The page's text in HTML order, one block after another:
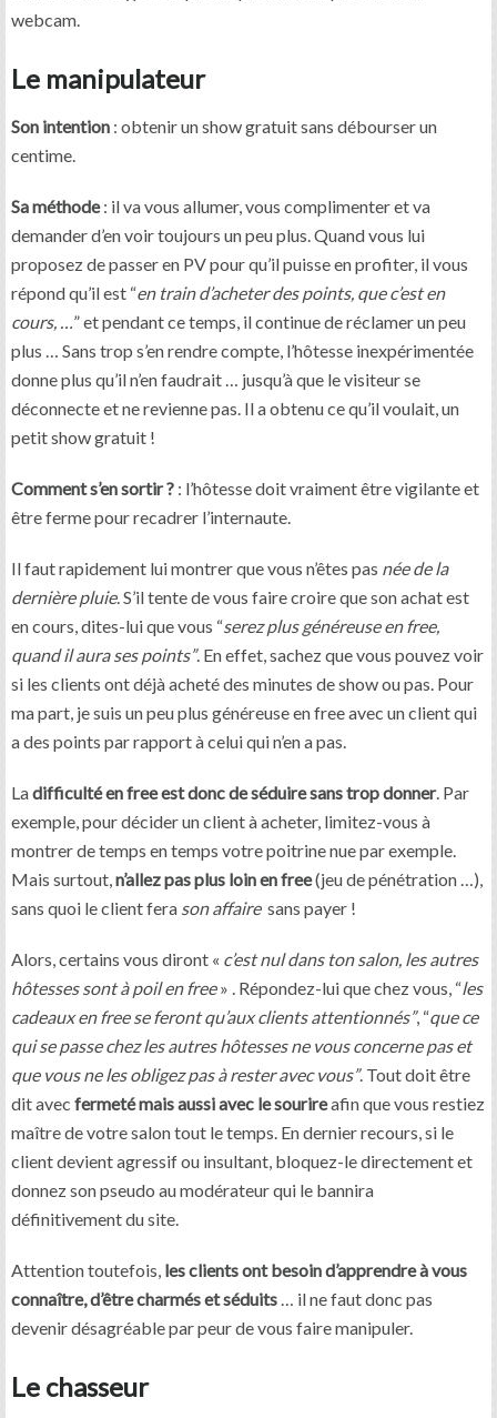
webcam.
Le manipulateur
Son intention : obtenir un show gratuit sans débourser un
centime.
Sa méthode: il va vous allumer, vous complimenter et va
demander d’en voir toujours un peu plus. Quand vous lui
proposez de passer en PV pour qu’il puisse en profiter, il vous
répond qu’il est “en train d’acheter des points, que c’est en
cours, … ” et pendant ce temps, il continue de réclamer un peu
plus … Sans trop s’en rendre compte, l’hôtesse inexpérimentée
donne plus qu’il n’en faudrait … jusqu’à que le visiteur se
déconnecte et ne revienne pas. Il a obtenu ce qu’il voulait, un
petit show gratuit !
Comment s’en sortir ? : l’hôtesse doit vraiment être vigilante et
être ferme pour recadrer l’internaute.
Il faut rapidement lui montrer que vous n’êtes pas née de la
dernière pluie. S’il tente de vous faire croire que son achat est
en cours, dites-lui que vous “serez plus généreuse en free,
quand il aura ses points”. En effet, sachez que vous pouvez voir
si les clients ont déjà acheté des minutes de show ou pas. Pour
ma part, je suis un peu plus généreuse en free avec un client qui
a des points par rapport à celui qui n’en a pas.
Ladifficulté en free est donc de séduire sans trop donner. Par
exemple, pour décider un client à acheter, limitez-vous à
montrer de temps en temps votre poitrine nue par exemple.
Mais surtout, n’allez pas plus loin en free(jeu de pénétration …),
sans quoi le client fera son affairesans payer !
Alors, certains vous diront « c’est nul dans ton salon, les autres
hôtesses sont à poil en free» . Répondez-lui que chez vous, “les
cadeaux en free se feront qu’aux clients attentionnés”, “que ce
qui se passe chez les autres hôtesses ne vous concerne pas et
que vous ne les obligez pas à rester avec vous”. Tout doit être
dit avec fermeté mais aussi avec le sourireafin que vous restiez
maître de votre salon tout le temps. En dernier recours, si le
client devient agressif ou insultant, bloquez-le directement et
donnez son pseudo au modérateur qui le bannira
définitivement du site.
Attention toutefois, les clients ont besoin d’apprendre à vous
connaître, d’être charmés et séduits … il ne faut donc pas
devenir désagréable par peur de vous faire manipuler.
Le chasseur